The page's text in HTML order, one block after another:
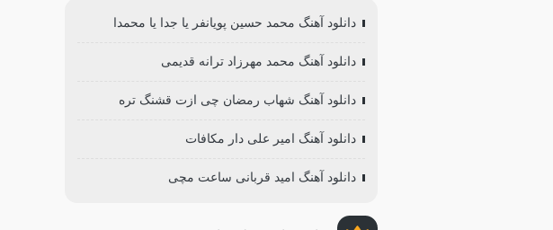
دانلود آهنگ محمد حسین پویانفر یا جدا یا محمدا
دانلود آهنگ محمد مهرزاد ترانه قدیمی
دانلود آهنگ شهاب رمضان چی ازت قشنگ تره
دانلود آهنگ امیر علی دار مکافات
دانلود آهنگ امید قربانی ساعت مچی